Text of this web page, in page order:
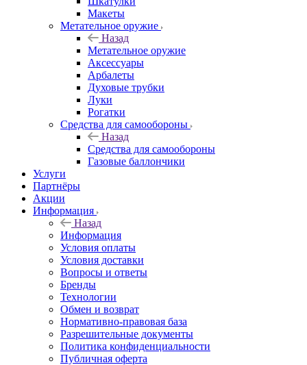
Макеты
Метательное оружие
Назад
Метательное оружие
Аксессуары
Арбалеты
Духовые трубки
Луки
Рогатки
Средства для самообороны
Назад
Средства для самообороны
Газовые баллончики
Услуги
Партнёры
Акции
Информация
Назад
Информация
Условия оплаты
Условия доставки
Вопросы и ответы
Бренды
Технологии
Обмен и возврат
Нормативно-правовая база
Разрешительные документы
Политика конфиденциальности
Публичная оферта